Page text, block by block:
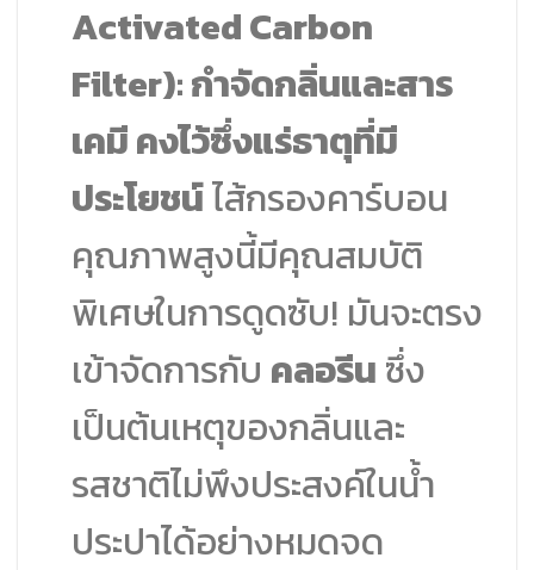
Activated Carbon
Filter): กำจัดกลิ่นและสาร
เคมี คงไว้ซึ่งแร่ธาตุที่มี
ประโยชน์ไส้กรองคาร์บอน
คุณภาพสูงนี้มีคุณสมบัติ
พิเศษในการดูดซับ! มันจะตรง
เข้าจัดการกับ คลอรีน ซึ่ง
เป็นต้นเหตุของกลิ่นและ
รสชาติไม่พึงประสงค์ในน้ำ
ประปาได้อย่างหมดจด